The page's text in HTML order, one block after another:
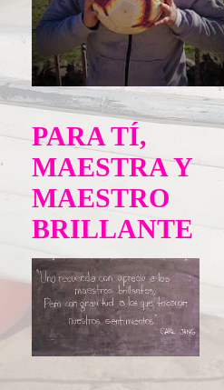
PARA TÍ,
MAESTRA Y
MAESTRO
BRILLANTE